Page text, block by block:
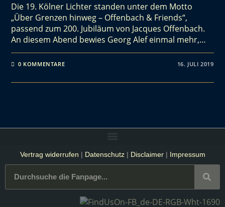
Die 19. Kölner Lichter standen unter dem Motto
„Über Grenzen hinweg – Offenbach & Friends“,
passend zum 200. Jubiläum von Jacques Offenbach.
An diesem Abend bewies Georg Alef einmal mehr,…
0 KOMMENTARE 16. JULI 2019
Vertrag widerrufen | Datenschutz| Disclaimer| Impressum